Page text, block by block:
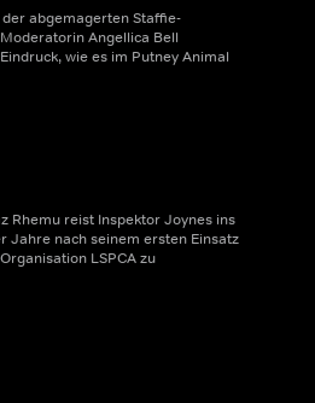
abgemagerten Staffie-
Angellica Bell
wie es im Putney Animal
Rhemu reist Inspektor Joynes ins
Jahre nach seinem ersten Einsatz
LSPCA zu